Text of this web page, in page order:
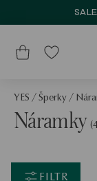
YES /Šperky /
Náramky
FILTR